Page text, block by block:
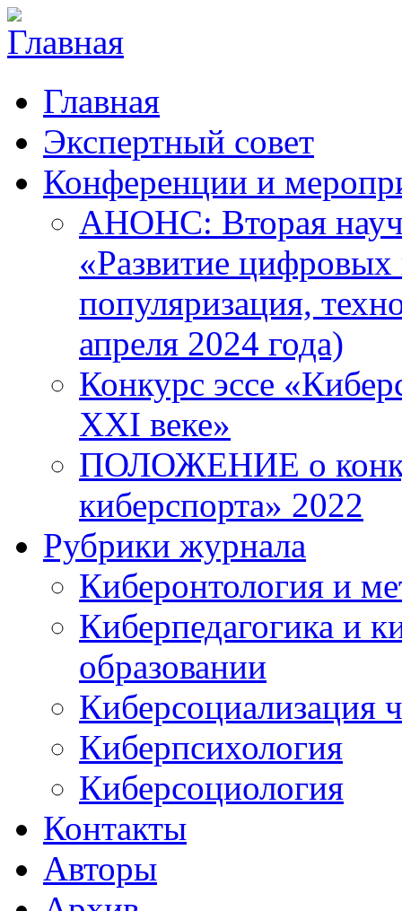
Главная
Экспертный совет
Конференции и
АНОНС: Вторая
«Развитие цифровых
популяризация,
апреля 2024 года)
Конкурс эссе
XXI веке»
ПОЛОЖЕНИЕ о
киберспорта» 2022
Рубрики журнала
Киберонтология и
Киберпедагогика и
образовании
Киберсоциализация
Киберпсихология
Киберсоциология
Контакты
Авторы